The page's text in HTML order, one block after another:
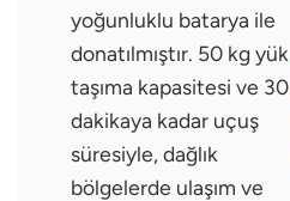
yoğunluklu batarya ile
donatılmıştır. 50 kg yük
taşıma kapasitesi ve 30
dakikaya kadar uçuş
süresiyle, dağlık
bölgelerde ulaşım ve